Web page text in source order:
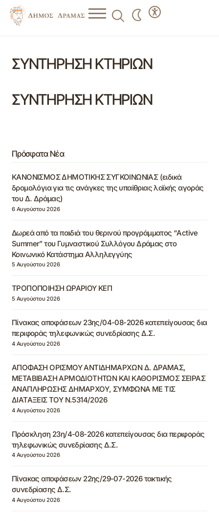
ΣΥΝΤΗΡΗΣΗ ΚΤΗΡΙΩΝ
ΣΥΝΤΗΡΗΣΗ ΚΤΗΡΙΩΝ
Πρόσφατα Νέα
ΚΑΝΟΝΙΣΜΟΣ ΔΗΜΟΤΙΚΗΣ ΣΥΓΚΟΙΝΩΝΙΑΣ (ειδικά
δρομολόγια για τις ανάγκες της υπαίθριας λαϊκής αγοράς
του Δ. Δράμας)
6 Αυγούστου 2026
Δωρεά από τα παιδιά του θερινού προγράμματος “Active
Summer” του Γυμναστικού Συλλόγου Δράμας στο
Κοινωνικό Κατάστημα Αλληλεγγύης
5 Αυγούστου 2026
ΤΡΟΠΟΠΟΙΗΣΗ ΩΡΑΡΙΟΥ ΚΕΠ
5 Αυγούστου 2026
Πίνακας αποφάσεων 23ης/04-08-2026 κατεπείγουσας δια
περιφοράς τηλεφωνικώς συνεδρίασης Δ.Σ.
4 Αυγούστου 2026
ΑΠΟΦΑΣΗ ΟΡΙΣΜΟΥ ΑΝΤΙΔΗΜΑΡΧΩΝ Δ. ΔΡΑΜΑΣ,
ΜΕΤΑΒΙΒΑΣΗ ΑΡΜΟΔΙΟΤΗΤΩΝ ΚΑΙ ΚΑΘΟΡΙΣΜΟΣ ΣΕΙΡΑΣ
ΑΝΑΠΛΗΡΩΣΗΣ ΔΗΜΑΡΧΟΥ, ΣΥΜΦΩΝΑ ΜΕ ΤΙΣ
ΔΙΑΤΑΞΕΙΣ ΤΟΥ Ν.5314/2026
4 Αυγούστου 2026
Πρόσκληση 23η/4-08-2026 κατεπείγουσας δια περιφοράς
τηλεφωνικώς συνεδρίασης Δ.Σ.
4 Αυγούστου 2026
Πίνακας αποφάσεων 22ης/29-07-2026 τακτικής
συνεδρίασης Δ.Σ.
4 Αυγούστου 2026